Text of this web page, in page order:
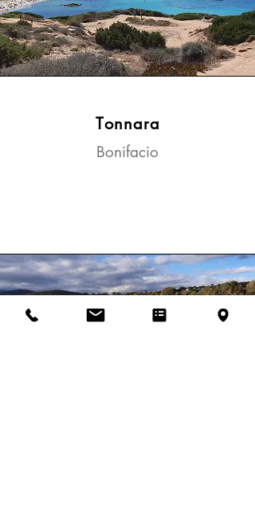
Tonnara
Bonifacio